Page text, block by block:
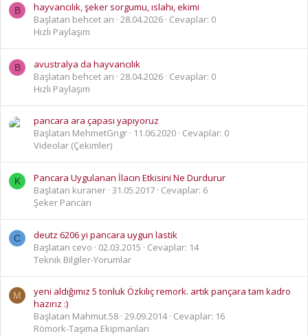
B
hayvancılık, şeker sorgumu, ıslahı, ekimi
Başlatan behcet arı 28.04.2026 Cevaplar: 0
Hızlı Paylaşım
B
avustralya da hayvancılık
Başlatan behcet arı 28.04.2026 Cevaplar: 0
Hızlı Paylaşım
pancara ara çapası yapıyoruz
Başlatan MehmetGngr
11.06.2020 Cevaplar: 0
Videolar (Çekimler)
K
Pancara Uygulanan İlacın Etkisini Ne Durdurur
Başlatan kuraner 31.05.2017 Cevaplar: 6
Şeker Pancarı
C
deutz 6206 yi pancara uygun lastik
Başlatan cevo
02.03.2015
Cevaplar: 14
Teknik Bilgiler-Yorumlar
M
yeni aldığımız 5 tonluk Özkılıç remork. artık pançara tam kadro
hazırız :)
Başlatan Mahmut.58 29.09.2014 Cevaplar: 16
Römork-Taşıma Ekipmanları